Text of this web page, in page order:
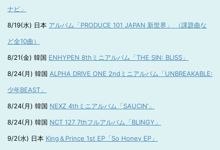
ナビ」
8/19(水) 日本 アルバム「PRODUCE 101 JAPAN 新世界」 （課題曲な
ど全10曲）
8/21(金) 韓国 ENHYPEN 8thミニアルバム「THE SIN: BLISS」
8/24(月) 韓国 ALPHA DRIVE ONE 2ndミニアルバム「UNBREAKABLE:
少年BEAST」
8/24(月) 韓国 NEXZ 4thミニアルバム「SAUCIN’」
8/24(月) 韓国 NCT 127 7thフルアルバム「BLINGY」
9/2(水) 日本 King＆Prince 1st EP「So Honey EP」